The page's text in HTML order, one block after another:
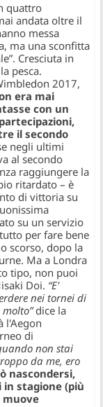
quattro
andata oltre il
messa
ma una sconfitta
Cresciuta in
pesca.
2017,
era mai
con un
il secondo
negli ultimi
al secondo
raggiungere la
ritardato – è
di vittoria su
su un servizio
per fare bene
scorso, dopo la
Ma a Londra
tipo, non puoi
Doi. “E'
nei tornei di
dice la
l'Aegon
di
non stai
da me, ero
nascondersi,
in stagione (più